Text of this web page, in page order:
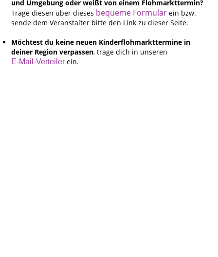
und Umgebung oder weißt von einem Flohmarkttermin?
Trage diesen über dieses bequeme Formular ein bzw.
sende dem Veranstalter bitte den Link zu dieser Seite.
Möchtest du keine neuen Kinderflohmarkttermine in
deiner Region verpassen, trage dich in unseren
E-Mail-Verteiler ein.